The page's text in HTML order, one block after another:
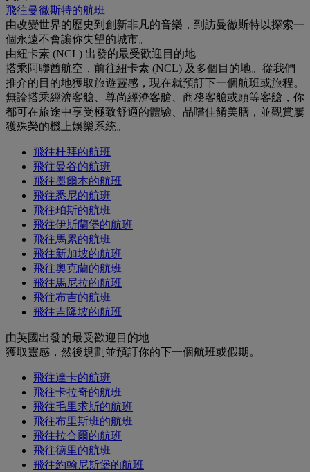
飛往曼徹斯特的航班
由改變世界的歷史到創新非凡的音樂，到訪曼徹斯特以探索一
個永遠不會讓你失望的城市。
由紐卡素 (NCL) 出發的最受歡迎目的地
搭乘阿聯酋航空，前往紐卡素 (NCL) 及多個目的地。從我們
推介的目的地獲取旅遊靈感，現在就預訂下一個航班或旅程。
無論搭乘經濟客艙、尊尚經濟客艙、商務客艙或頭等客艙，你
都可在旅途中享受極致舒適的體驗、品嚐佳餚美膳，並觀賞屢
獲殊榮的機上娛樂系統。
飛往杜拜的航班
飛往曼谷的航班
飛往墨爾本的航班
飛往悉尼的航班
飛往珀斯的航班
飛往伊斯蘭堡的航班
飛往馬累的航班
飛往新加坡的航班
飛往奧克蘭的航班
飛往馬尼拉的航班
飛往布吉的航班
飛往吉隆坡的航班
由英國出發的最受歡迎目的地
獲取靈感，然後規劃並預訂你的下一個航班或假期。
飛往達卡的航班
飛往卡拉奇的航班
飛往毛里求斯的航班
飛往布里斯班的航班
飛往拉合爾的航班
飛往德里的航班
飛往約翰尼斯堡的航班